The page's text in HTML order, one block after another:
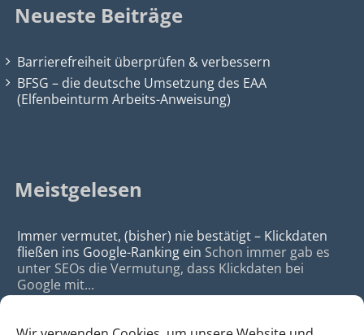
Neueste Beiträge
Barrierefreiheit überprüfen & verbessern
BFSG – die deutsche Umsetzung des EAA
(Elfenbeinturm Arbeits-Anweisung)
Meistgelesen
Immer vermutet, (bisher) nie bestätigt – Klickdaten
fließen ins Google-Ranking ein Schon immer gab es
unter SEOs die Vermutung, dass Klickdaten bei
Google mit...